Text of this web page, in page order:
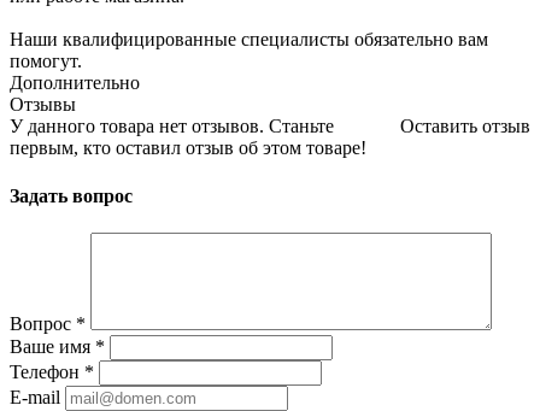
Наши квалифицированные специалисты обязательно вам
помогут.
Дополнительно
Отзывы
Оставить отзыв
У данного товара нет отзывов. Станьте
первым, кто оставил отзыв об этом товаре!
Задать вопрос
Вопрос *
Ваше имя *
Телефон *
E-mail